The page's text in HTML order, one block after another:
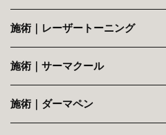
施術｜レーザートーニング
施術｜サーマクール
施術｜ダーマペン